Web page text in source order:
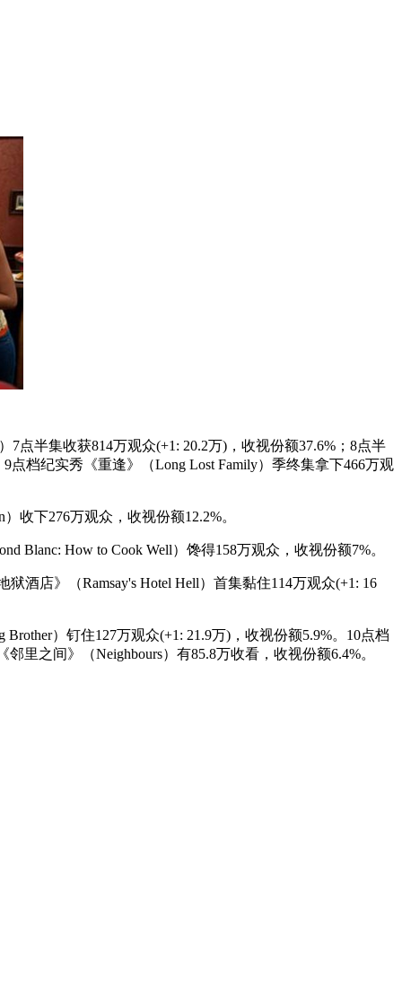
7点半集收获814万观众(+1: 20.2万)，收视份额37.6%；8点半
点档纪实秀《重逢》（Long Lost Family）季终集拿下466万观
收下276万观众，收视份额12.2%。
Blanc: How to Cook Well）馋得158万观众，收视份额7%。
酒店》（Ramsay's Hotel Hell）首集黏住114万观众(+1: 16
）钉住127万观众(+1: 21.9万)，收视份额5.9%。10点档
里之间》（Neighbours）有85.8万收看，收视份额6.4%。